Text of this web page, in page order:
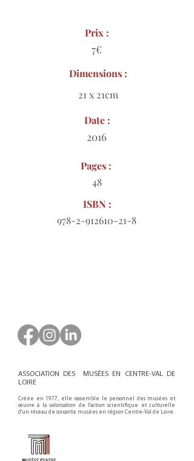
Prix :
7€
Dimensions :
21 x 21cm
Date :
2016
Pages :
48
ISBN :
978-2-912610-21-8
ASSOCIATION DES MUSÉES EN CENTRE-VAL DE
LOIRE
Créée en 1977, elle rassemble le personnel des musées et
œuvre à la valorisation de l'action scientifique et culturelle
d'un réseau de soixante musées en région Centre-Val de Loire.